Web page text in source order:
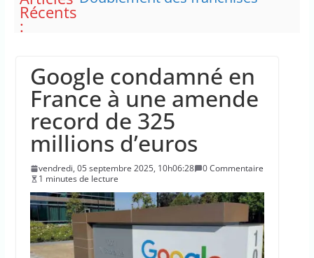
Récents
:
Le maire de New York, dit qu’il
n’a pas la capacité juridique
d’arrêter Benyamin Nétanyahou
L’épidémie d’Ebola a entraîné
plus de 1 000 décès en RDC et en
Ouganda
La justice dit non à la chasse
“illimitée” aux sangliers
Google condamné en
France à une amende
record de 325
millions d’euros
vendredi, 05 septembre 2025, 10h06:28
0 Commentaire
1 minutes de lecture